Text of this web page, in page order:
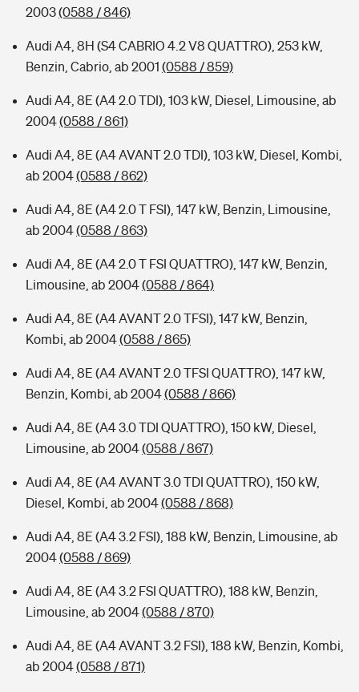
2003(0588 / 846)
Audi A4, 8H (S4 CABRIO 4.2 V8 QUATTRO), 253 kW,
Benzin, Cabrio, ab 2001 (0588 / 859)
Audi A4, 8E (A4 2.0 TDI), 103 kW, Diesel, Limousine, ab
2004(0588 / 861)
Audi A4, 8E (A4 AVANT 2.0 TDI), 103 kW, Diesel, Kombi,
ab 2004(0588 / 862)
Audi A4, 8E (A4 2.0 T FSI), 147 kW, Benzin, Limousine,
ab 2004(0588 / 863)
Audi A4, 8E (A4 2.0 T FSI QUATTRO), 147 kW, Benzin,
Limousine, ab 2004(0588 / 864)
Audi A4, 8E (A4 AVANT 2.0 TFSI), 147 kW, Benzin,
Kombi, ab 2004(0588 / 865)
Audi A4, 8E (A4 AVANT 2.0 TFSI QUATTRO), 147 kW,
Benzin, Kombi, ab 2004(0588 / 866)
Audi A4, 8E (A4 3.0 TDI QUATTRO), 150 kW, Diesel,
Limousine, ab 2004(0588 / 867)
Audi A4, 8E (A4 AVANT 3.0 TDI QUATTRO), 150 kW,
Diesel, Kombi, ab 2004(0588 / 868)
Audi A4, 8E (A4 3.2 FSI), 188 kW, Benzin, Limousine, ab
2004(0588 / 869)
Audi A4, 8E (A4 3.2 FSI QUATTRO), 188 kW, Benzin,
Limousine, ab 2004(0588 / 870)
Audi A4, 8E (A4 AVANT 3.2 FSI), 188 kW, Benzin, Kombi,
ab 2004(0588 / 871)